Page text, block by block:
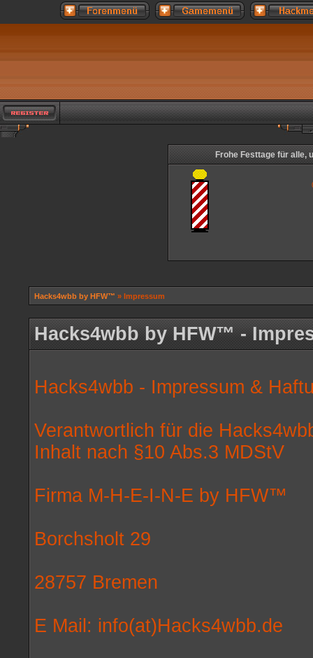
Frohe Festtage für alle,
Hacks4wbb by HFW™ » Impressum
Hacks4wbb by HFW™ -
Hacks4wbb - Impressum &
Verantwortlich für die
Inhalt nach §10 Abs.3 MDStV
Firma M-H-E-I-N-E by HFW™
Borchsholt 29
28757 Bremen
E Mail: info(at)Hacks4wbb.de